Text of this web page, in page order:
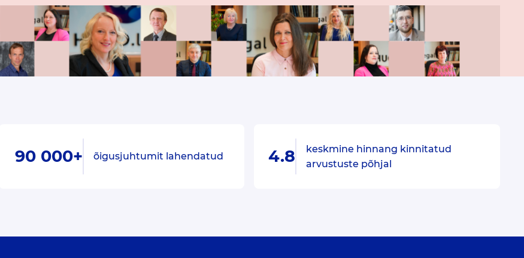
90 000+ õigusjuhtumit lahendatud 4.8
keskmine hinnang kinnitatud
arvustuste põhjal